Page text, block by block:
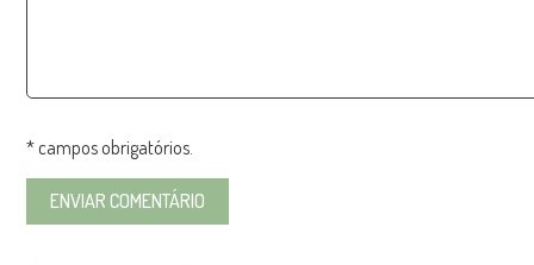
* campos obrigatórios.